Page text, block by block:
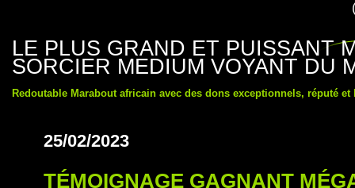
LE PLUS GRAND ET PUISSANT
SORCIER MEDIUM VOYANT DU
Redoutable Marabout africain avec des dons exceptionnels, réputé et
25/02/2023
TÉMOIGNAGE GAGNANT